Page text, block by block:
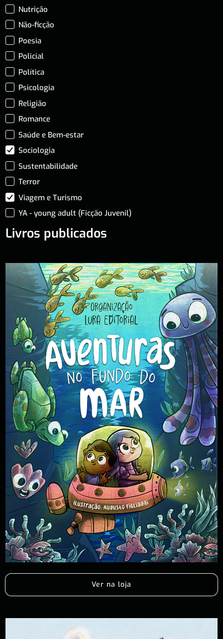
Nutrição
Não-ficção
Poesia
Policial
Política
Psicologia
Religião
Romance
Saúde e Bem-estar
Sociologia
Sustentabilidade
Terror
Viagem e Turismo
YA - young adult (Ficção Juvenil)
Livros publicados
Ver na loja